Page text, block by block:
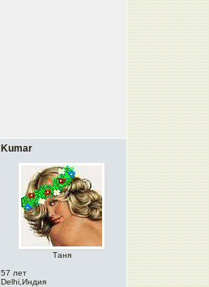
Kumar
Таня
57 лет
Delhi,Индия